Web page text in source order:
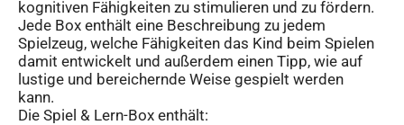
kognitiven Fähigkeiten zu stimulieren und zu fördern.
Jede Box enthält eine Beschreibung zu jedem
Spielzeug, welche Fähigkeiten das Kind beim Spielen
damit entwickelt und außerdem einen Tipp, wie auf
lustige und bereichernde Weise gespielt werden
kann.
Die Spiel & Lern-Box enthält: